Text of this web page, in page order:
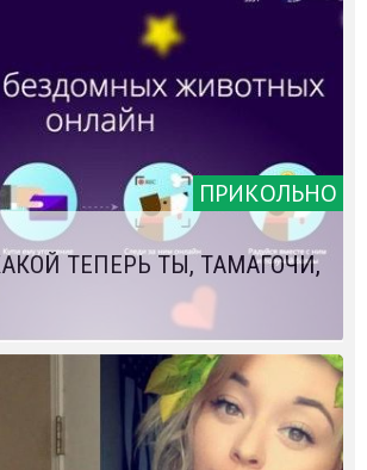
ПРИКОЛЬНО
ТЕПЕРЬ ТЫ, ТАМАГОЧИ,